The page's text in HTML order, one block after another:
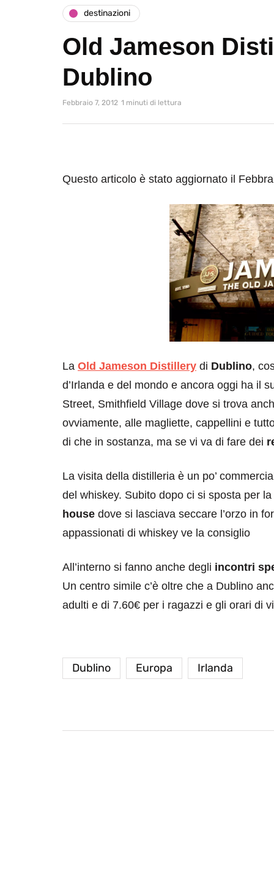
destinazioni
Old Jameson
Dublino
Febbraio 7, 2012 1 minuti di lettura
Questo articolo è stato aggiornato il
La Old Jameson Distillery di Dublino,
d’Irlanda e del mondo e ancora oggi ha il
Street, Smithfield Village dove si trova
ovviamente, alle magliette, cappellini e
di che in sostanza, ma se vi va di fare dei
La visita della distilleria è un po’
del whiskey. Subito dopo ci si sposta per
house dove si lasciava seccare l’orzo in
appassionati di whiskey ve la consiglio
All’interno si fanno anche degli incontri
Un centro simile c’è oltre che a Dublino
adulti e di 7.60€ per i ragazzi e gli orari di
Dublino Europa Irlanda